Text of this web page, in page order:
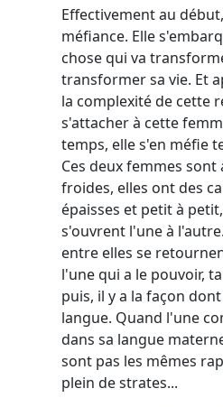
Effectivement au
méfiance. Elle
chose qui va
transformer sa vie. Et
la complexité de cette
s'attacher à cette
temps, elle s'en méfie
Ces deux femmes
froides, elles ont des
épaisses et petit à
s'ouvrent l'une à
entre elles se
l'une qui a le pouvoir,
puis, il y a la façon
langue. Quand l'une
dans sa langue
sont pas les mêmes
plein de strates...